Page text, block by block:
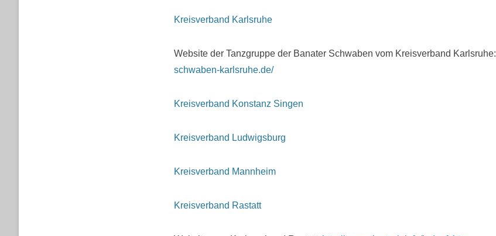
Kreisverband Karlsruhe
Website der Tanzgruppe der Banater Schwaben vom Kreisverband Karlsruhe:
schwaben-karlsruhe.de/
Kreisverband Konstanz Singen
Kreisverband Ludwigsburg
Kreisverband Mannheim
Kreisverband Rastatt